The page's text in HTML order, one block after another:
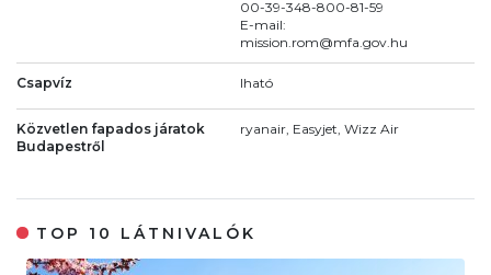
00-39-348-800-81-59
E-mail:
mission.rom@mfa.gov.hu
Csapvíz Iható
Közvetlen fapados járatok
Budapestről
ryanair, Easyjet, Wizz Air
TOP 10 LÁTNIVALÓK